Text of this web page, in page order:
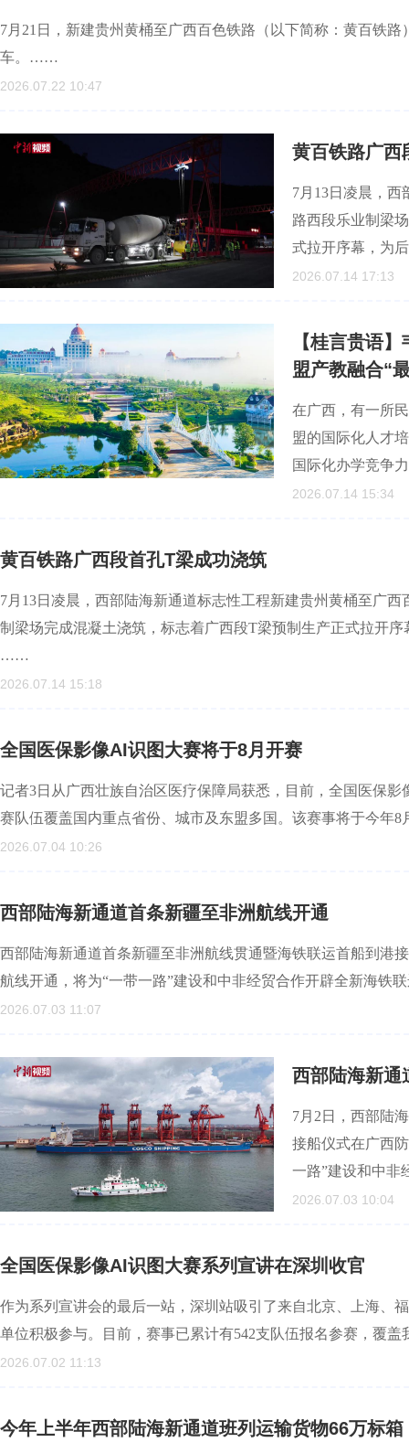
7月21日，新建贵州黄桶至广西百色铁路（以下简称：黄百铁
车。……
2026.07.22 10:47
黄百铁路广西
7月13日凌晨，
路西段乐业制梁
式拉开序幕，为
2026.07.14 17:13
【桂言贵语
盟产教融合“
在广西，有一所
盟的国际化人才
国际化办学竞争
2026.07.14 15:34
黄百铁路广西段首孔T梁成功浇筑
7月13日凌晨，西部陆海新通道标志性工程新建贵州黄桶至广
制梁场完成混凝土浇筑，标志着广西段T梁预制生产正式拉开
……
2026.07.14 15:18
全国医保影像AI识图大赛将于8月开赛
记者3日从广西壮族自治区医疗保障局获悉，目前，全国医保
赛队伍覆盖国内重点省份、城市及东盟多国。该赛事将于今年
2026.07.04 10:26
西部陆海新通道首条新疆至非洲航线开通
西部陆海新通道首条新疆至非洲航线贯通暨海铁联运首船到港
航线开通，将为“一带一路”建设和中非经贸合作开辟全新海铁
2026.07.03 11:07
西部陆海新通
7月2日，西部陆
接船仪式在广西
一路”建设和中
2026.07.03 10:04
全国医保影像AI识图大赛系列宣讲在深圳收官
作为系列宣讲会的最后一站，深圳站吸引了来自北京、上海、
单位积极参与。目前，赛事已累计有542支队伍报名参赛，覆
2026.07.02 11:13
今年上半年西部陆海新通道班列运输货物66万标箱